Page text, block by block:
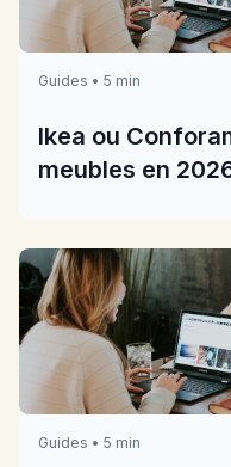
Guides • 5 min
Ikea ou
meubles en
Guides • 5 min